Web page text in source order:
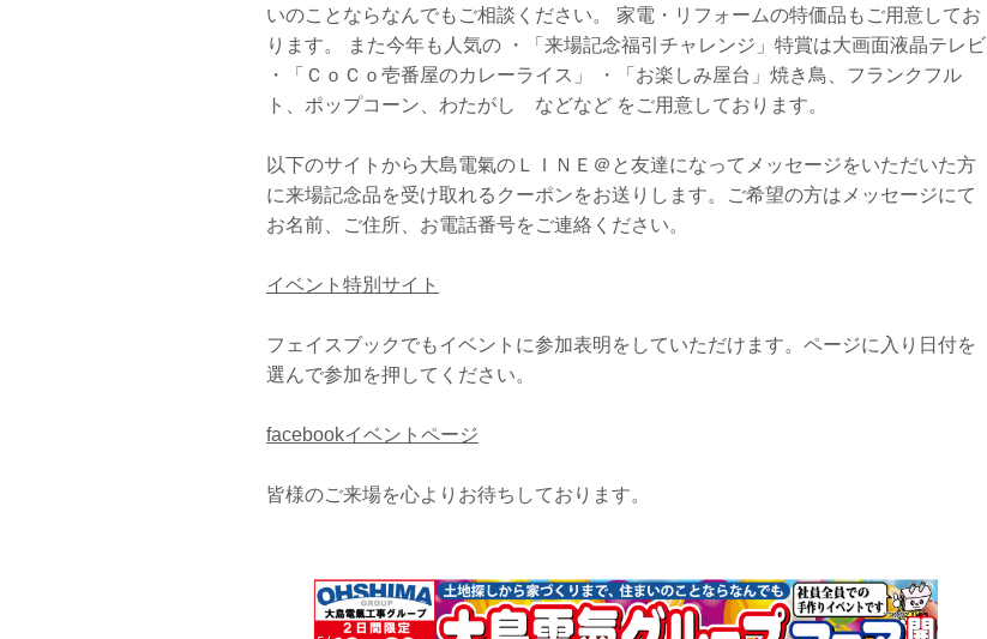
いのことならなんでもご相談ください。 家電・リフォームの特価品もご用意してお
ります。 また今年も人気の ・「来場記念福引チャレンジ」特賞は大画面液晶テレビ
・「ＣｏＣｏ壱番屋のカレーライス」 ・「お楽しみ屋台」焼き鳥、フランクフル
ト、ポップコーン、わたがし などなど をご用意しております。
以下のサイトから大島電氣のＬＩＮＥ＠と友達になってメッセージをいただいた方
に来場記念品を受け取れるクーポンをお送りします。ご希望の方はメッセージにて
お名前、ご住所、お電話番号をご連絡ください。
イベント特別サイト
フェイスブックでもイベントに参加表明をしていただけます。ページに入り日付を
選んで参加を押してください。
facebookイベントページ
皆様のご来場を心よりお待ちしております。